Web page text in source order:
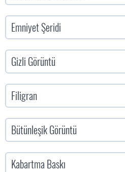
Emniyet Şeridi
Gizli Görüntü
Filigran
Bütünleşik Görüntü
Kabartma Baskı